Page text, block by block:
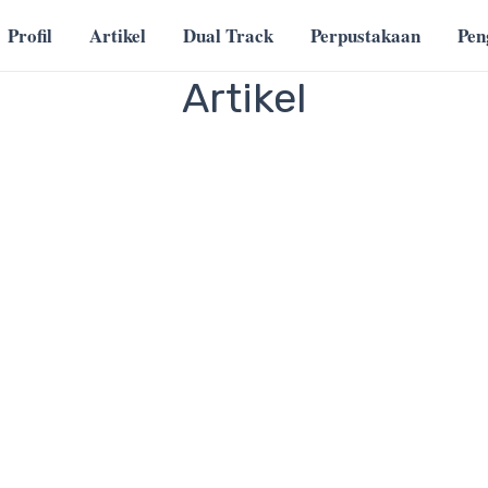
Profil Artikel Dual Track Perpustakaan
Artikel